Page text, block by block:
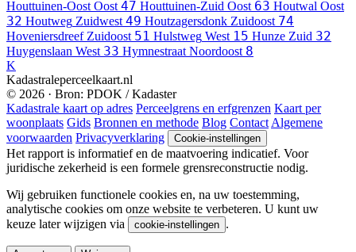
Houttuinen-Oost Oost 47 Houttuinen-Zuid Oost 63 Houtwal Oost
32 Houtweg Zuidwest 49 Houtzagersdonk Zuidoost 74
Hoveniersdreef Zuidoost 51 Hulstweg West 15 Hunze Zuid 32
Huygenslaan West 33 Hymnestraat Noordoost 8
K
Kadastraleperceelkaart.nl
© 2026 · Bron: PDOK / Kadaster
Kadastrale kaart op adres Perceelgrens en erfgrenzen Kaart per
woonplaats Gids Bronnen en methode Blog ContactAlgemene
voorwaarden Privacyverklaring Cookie-instellingen
Het rapport is informatief en de maatvoering indicatief. Voor
juridische zekerheid is een formele grensreconstructie nodig.
Wij gebruiken functionele cookies en, na uw toestemming,
analytische cookies om onze website te verbeteren. U kunt uw
keuze later wijzigen via
cookie-instellingen .